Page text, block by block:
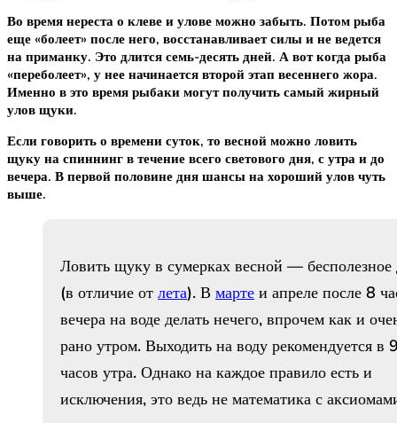
Во время нереста о клеве и улове можно забыть. Потом рыба
еще «болеет» после него, восстанавливает силы и не ведется
на приманку. Это длится семь-десять дней. А вот когда рыба
«переболеет», у нее начинается второй этап весеннего жора.
Именно в это время рыбаки могут получить самый жирный
улов щуки.
Если говорить о времени суток, то весной можно ловить
щуку на спиннинг в течение всего светового дня, с утра и до
вечера. В первой половине дня шансы на хороший улов чуть
выше.
Ловить щуку в сумерках весной — бесполезное
(в отличие от лета). В марте и апреле после 8
вечера на воде делать нечего, впрочем как и
рано утром. Выходить на воду рекомендуется в
часов утра. Однако на каждое правило есть и
исключения, это ведь не математика с